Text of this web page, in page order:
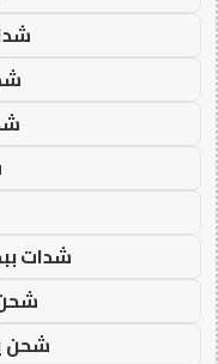
شدات
شحن